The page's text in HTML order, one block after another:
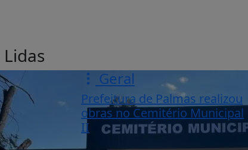
Lidas
Geral
Prefeitura de Palmas realizou
obras no Cemitério Municipal
II